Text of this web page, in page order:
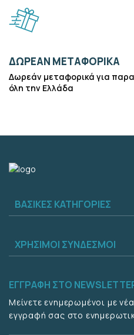
ΔΩΡΕΆΝ ΜΕΤΑΦΟΡΙΚΆ
Δωρεάν μεταφορικά για
όλη την Ελλάδα
ΒΑΣΙΚΈΣ ΚΑΤΗΓΟΡΊΕΣ
ΧΡΉΣΙΜΟΙ ΣΎΝΔΕΣΜΟΙ
ΕΓΓΡΑΦΉ ΣΤΟ
Μείνετε ενημερωμένοι με
εγγραφή σας στο